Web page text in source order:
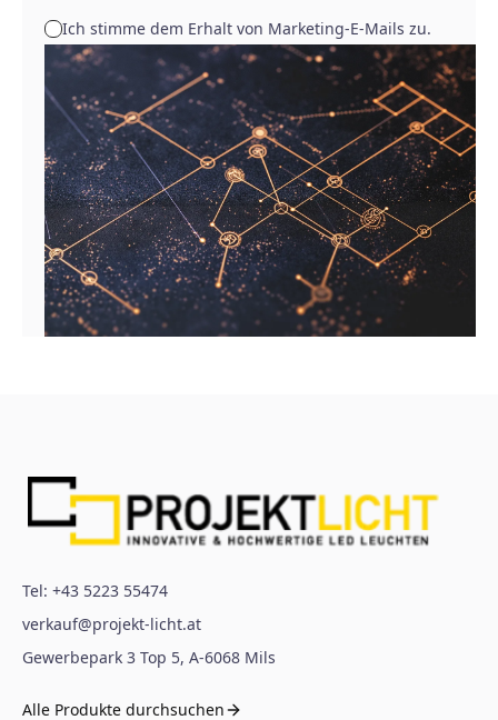
Ich stimme dem Erhalt von Marketing-E-Mails zu.
Tel: +43 5223 55474
verkauf@projekt-licht.at
Gewerbepark 3 Top 5, A-6068 Mils
Alle Produkte durchsuchen